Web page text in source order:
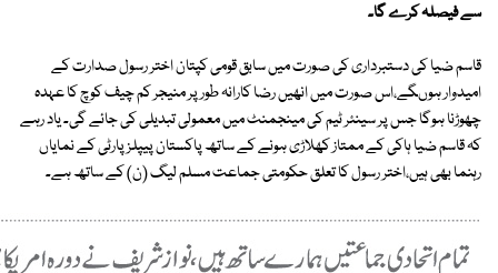
سے فیصلہ کرے گا۔
قاسم ضیا کی دستبرداری کی صورت میں سابق قومی کپتان اختر رسول صدارت کے
امیدوار ہوںگے،اس صورت میں انھیں رضا کارانہ طور پر منیجر کم چیف کوچ کا عہدہ
چھوڑنا ہوگا جس پر سینئر ٹیم کی مینجمنٹ میں معمولی تبدیلی کی جائے گی۔ یاد رہے
کہ قاسم ضیا ہاکی کے ممتاز کھلاڑی ہونے کے ساتھ پاکستان پیپلز پارٹی کے نمایاں
رہنما بھی ہیں،اختر رسول کا تعلق حکومتی جماعت مسلم لیگ (ن) کے ساتھ ہے۔